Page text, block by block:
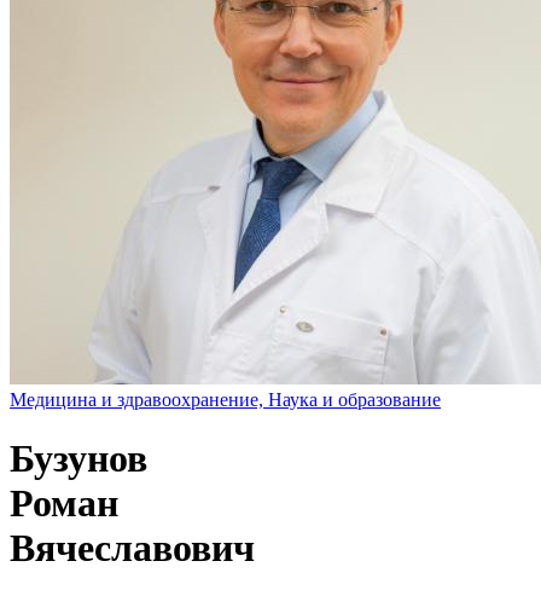
Медицина и здравоохранение, Наука и образование
Бузунов
Роман
Вячеславович